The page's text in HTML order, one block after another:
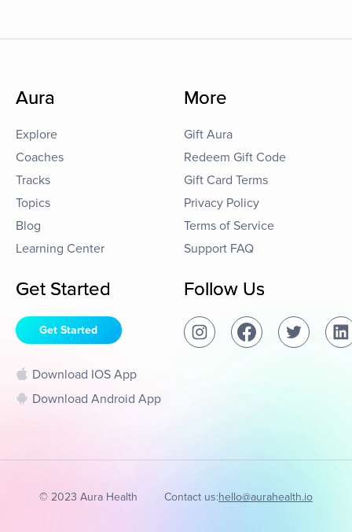
Aura
Explore
Coaches
Tracks
Topics
Blog
Learning Center
More
Gift Aura
Redeem Gift Code
Gift Card Terms
Privacy Policy
Terms of Service
Support FAQ
Get Started
Get Started
Download IOS App
Download Android App
Follow Us
© 2023 Aura Health Contact us:hello@aurahealth.io